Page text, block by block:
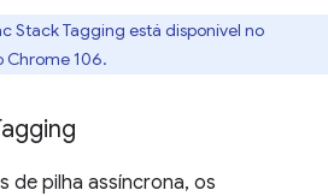
Stack Tagging está disponível no
Chrome 106.
de pilha assíncrona, os